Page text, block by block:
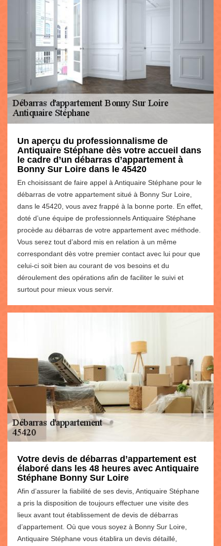
Un aperçu du professionnalisme de
Antiquaire Stéphane dès votre accueil dans
le cadre d’un débarras d’appartement à
Bonny Sur Loire dans le 45420
En choisissant de faire appel à Antiquaire Stéphane pour le
débarras de votre appartement situé à Bonny Sur Loire,
dans le 45420, vous avez frappé à la bonne porte. En effet,
doté d’une équipe de professionnels Antiquaire Stéphane
procède au débarras de votre appartement avec méthode.
Vous serez tout d’abord mis en relation à un même
correspondant dès votre premier contact avec lui pour que
celui-ci soit bien au courant de vos besoins et du
déroulement des opérations afin de faciliter le suivi et
surtout pour mieux vous servir.
Votre devis de débarras d’appartement est
élaboré dans les 48 heures avec Antiquaire
Stéphane Bonny Sur Loire
Afin d’assurer la fiabilité de ses devis, Antiquaire Stéphane
a pris la disposition de toujours effectuer une visite des
lieux avant tout établissement de devis de débarras
d’appartement. Où que vous soyez à Bonny Sur Loire,
Antiquaire Stéphane vous établira un devis détaillé,